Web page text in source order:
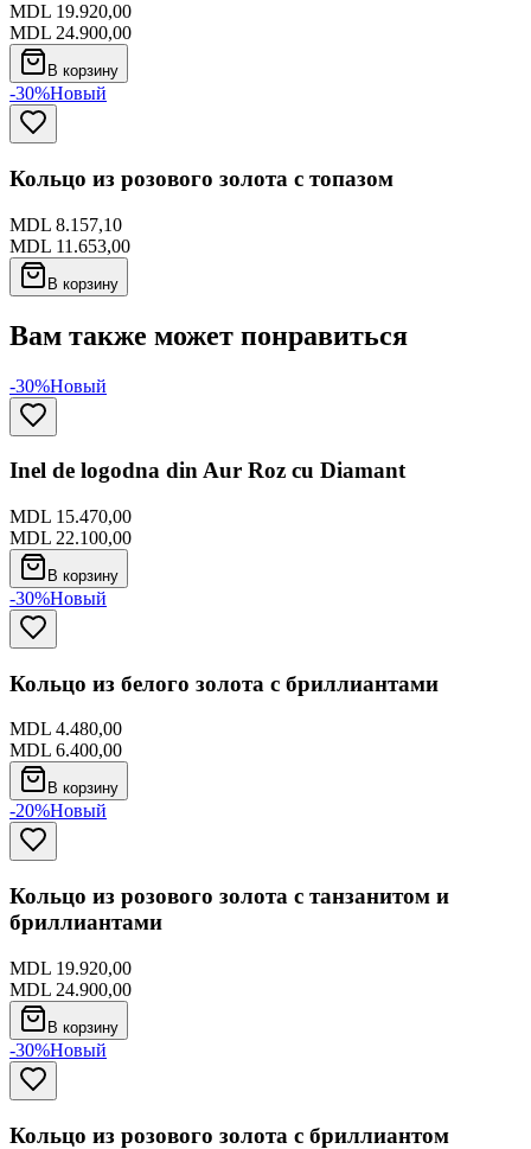
MDL 19.920,00
MDL 24.900,00
В корзину
-30%Новый
Кольцо из розового золота с топазом
MDL 8.157,10
MDL 11.653,00
В корзину
Вам также может понравиться
-30%Новый
Inel de logodna din Aur Roz cu Diamant
MDL 15.470,00
MDL 22.100,00
В корзину
-30%Новый
Кольцо из белого золота с бриллиантами
MDL 4.480,00
MDL 6.400,00
В корзину
-20%Новый
Кольцо из розового золота с танзанитом и
бриллиантами
MDL 19.920,00
MDL 24.900,00
В корзину
-30%Новый
Кольцо из розового золота с бриллиантом